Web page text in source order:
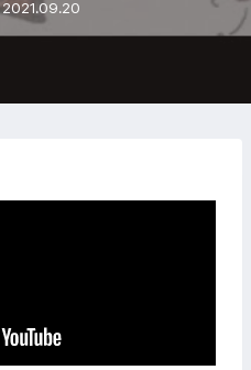
2021.09.20